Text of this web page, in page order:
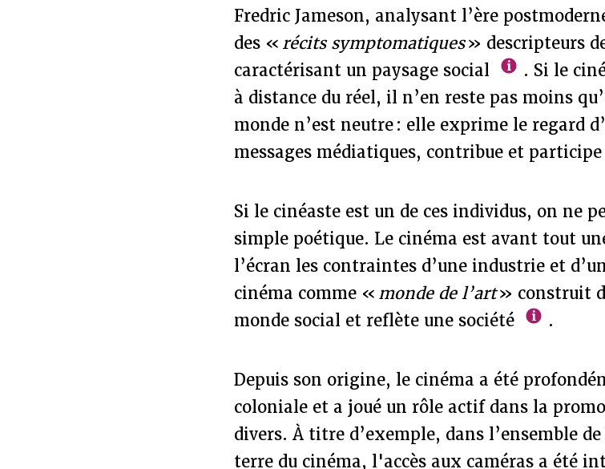
Fredric Jameson, analysant l’ère
des « récits symptomatiques» descripteurs
caractérisant un paysage social
. Si le
à distance du réel, il n’en reste pas moins
monde n’est neutre : elle exprime le regard
messages médiatiques, contribue et
Si le cinéaste est un de ces individus, on ne
simple poétique. Le cinéma est avant tout
l’écran les contraintes d’une industrie et
cinéma comme « monde de l’art» construit
monde social et reflète une société
.
Depuis son origine, le cinéma a été
coloniale et a joué un rôle actif dans la
divers. À titre d’exemple, dans l’ensemble
terre du cinéma, l'accès aux caméras a été